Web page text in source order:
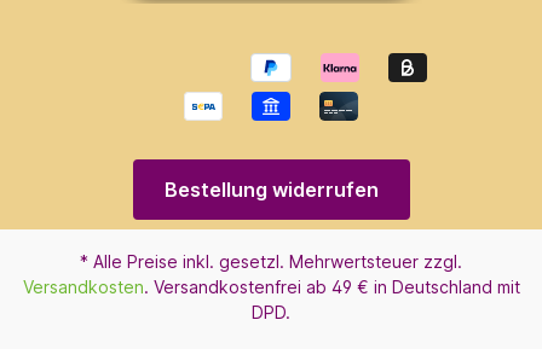
Bestellung widerrufen
* Alle Preise inkl. gesetzl. Mehrwertsteuer zzgl.
Versandkosten. Versandkostenfrei ab 49 € in Deutschland mit
DPD.